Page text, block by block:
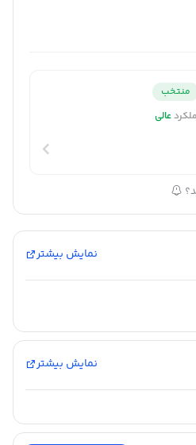
منتخب
عالی
نمایش بیشتر
نمایش بیشتر